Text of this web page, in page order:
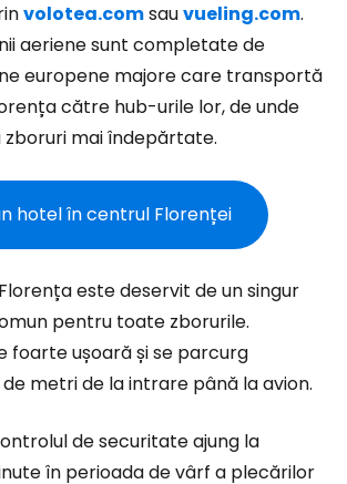
volotea.comsauvueling.com.
aeriene sunt completate de
europene majore care transportă
către hub-urile lor, de unde
mai îndepărtate.
hotel în centrul Florenței
este deservit de un singur
pentru toate zborurile.
foarte ușoară și se parcurg
metri de la intrare până la avion.
de securitate ajung la
în perioada de vârf a plecărilor